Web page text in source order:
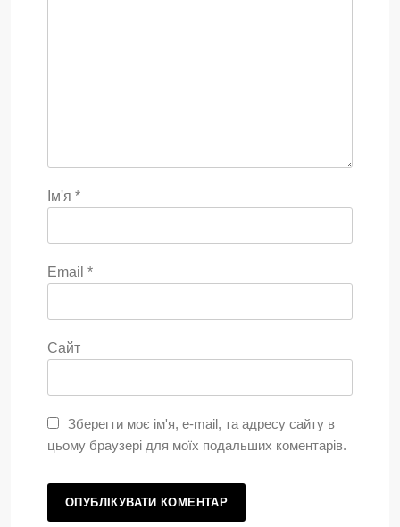
Ім'я *
Email *
Сайт
Зберегти моє ім'я, e-mail, та адресу сайту в
цьому браузері для моїх подальших коментарів.